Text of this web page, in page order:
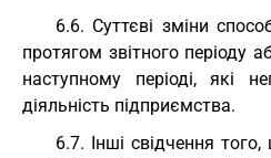
6.6. Суттєві зміни
протягом звітного періоду
наступному періоді, які
діяльність підприємства.
6.7. Інші свідчення